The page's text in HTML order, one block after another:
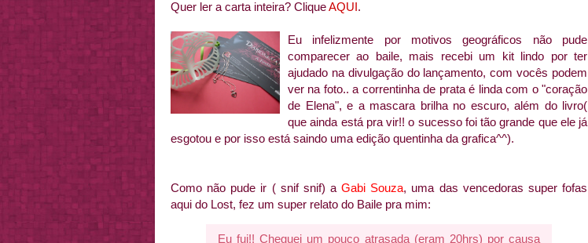
Quer ler a carta inteira? CliqueAQUI.
Eu infelizmente por motivos geográficos não pude
comparecer ao baile, mais recebi um kit lindo por ter
ajudado na divulgação do lançamento, com vocês podem
ver na foto.. a correntinha de prata é linda com o "coração
de Elena", e a mascara brilha no escuro, além do livro(
que ainda está pra vir!! o sucesso foi tão grande que ele já
esgotou e por isso está saindo uma edição quentinha da grafica^^).
Como não pude ir ( snif snif) aGabi Souza, uma das vencedoras super fofas
aqui do Lost, fez um super relato do Baile pra mim:
Eu fui!! Cheguei um pouco atrasada (eram 20hrs) por causa